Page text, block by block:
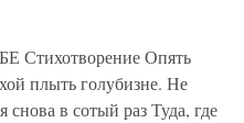
Опять
плыть голубизне. Не
снова в сотый раз Туда, где